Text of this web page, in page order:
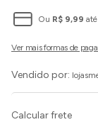
Ou R$ 9,99 até
Vendido por:
Calcular frete